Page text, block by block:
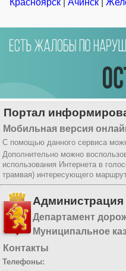
Красноярск Ачинск
Портал
Мобильная версия
С помощью данного сервиса
Дополнительно можно
использования Интернета в
трамвая) интересующего
Администрация
Департамент
Муниципальное
Контакты
Телефоны: